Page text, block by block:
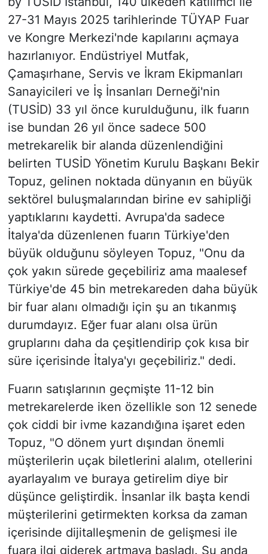
27-31 Mayıs 2025 tarihlerinde TÜYAP Fuar
ve Kongre Merkezi'nde kapılarını açmaya
hazırlanıyor. Endüstriyel Mutfak,
Çamaşırhane, Servis ve İkram Ekipmanları
Sanayicileri ve İş İnsanları Derneği'nin
(TUSİD) 33 yıl önce kurulduğunu, ilk fuarın
ise bundan 26 yıl önce sadece 500
metrekarelik bir alanda düzenlendiğini
belirten TUSİD Yönetim Kurulu Başkanı Bekir
Topuz, gelinen noktada dünyanın en büyük
sektörel buluşmalarından birine ev sahipliği
yaptıklarını kaydetti. Avrupa'da sadece
İtalya'da düzenlenen fuarın Türkiye'den
büyük olduğunu söyleyen Topuz, "Onu da
çok yakın sürede geçebiliriz ama maalesef
Türkiye'de 45 bin metrekareden daha büyük
bir fuar alanı olmadığı için şu an tıkanmış
durumdayız. Eğer fuar alanı olsa ürün
gruplarını daha da çeşitlendirip çok kısa bir
süre içerisinde İtalya'yı geçebiliriz." dedi.
Fuarın satışlarının geçmişte 11-12 bin
metrekarelerde iken özellikle son 12 senede
çok ciddi bir ivme kazandığına işaret eden
Topuz, "O dönem yurt dışından önemli
müşterilerin uçak biletlerini alalım, otellerini
ayarlayalım ve buraya getirelim diye bir
düşünce geliştirdik. İnsanlar ilk başta kendi
müşterilerini getirmekten korksa da zaman
içerisinde dijitalleşmenin de gelişmesi ile
fuara ilgi giderek artmaya başladı. Şu anda